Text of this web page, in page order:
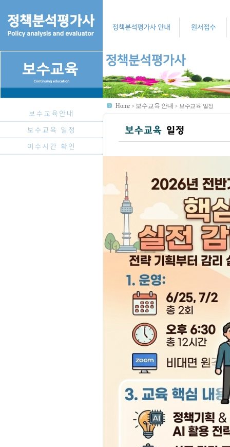
Home > 보수교육 안내 > 보수교육 일정